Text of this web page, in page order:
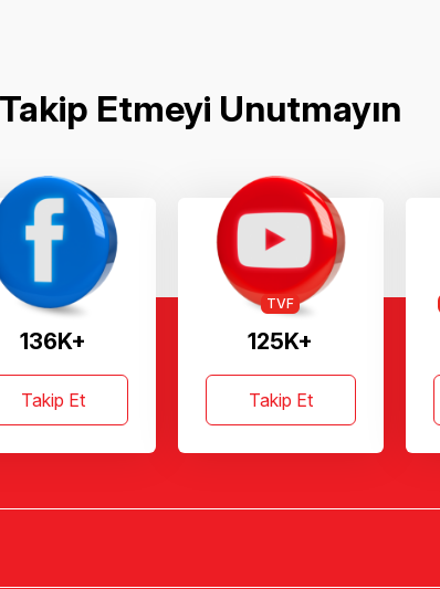
Etmeyi Unutmayın
136K+
Takip Et
125K+
TVF
Takip Et